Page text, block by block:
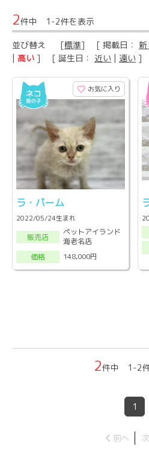
2件中 1-2件を表示
並び替え [標準] [ 掲載日： 新
| 高い ] [ 誕生日： 近い | 遠い ]
お気に入り
ラ・パーム
2022/05/24生まれ
販売店
ペットアイランド
海老名店
価格
148,000円
2件中 1-2
1
前へ